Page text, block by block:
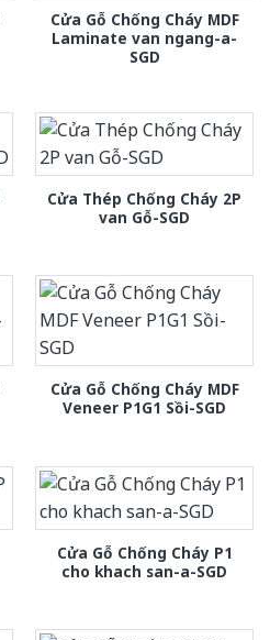
Cửa Gỗ Chống Cháy MDF
Laminate van ngang-a-
SGD
Cửa Thép Chống Cháy 2P
van Gỗ-SGD
Cửa Gỗ Chống Cháy MDF
Veneer P1G1 Sồi-SGD
Cửa Gỗ Chống Cháy P1
cho khach san-a-SGD